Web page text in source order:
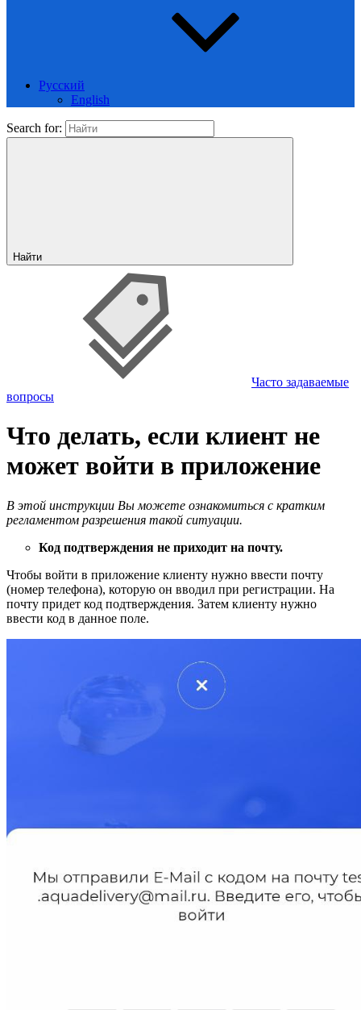
Русский
English
Search for:
Найти
Часто задаваемые
вопросы
Что делать, если клиент не
может войти в приложение
В этой инструкции Вы можете ознакомиться с кратким
регламентом разрешения такой ситуации.
Код подтверждения не приходит на почту.
Чтобы войти в приложение клиенту нужно ввести почту
(номер телефона), которую он вводил при регистрации. На
почту придет код подтверждения. Затем клиенту нужно
ввести код в данное поле.